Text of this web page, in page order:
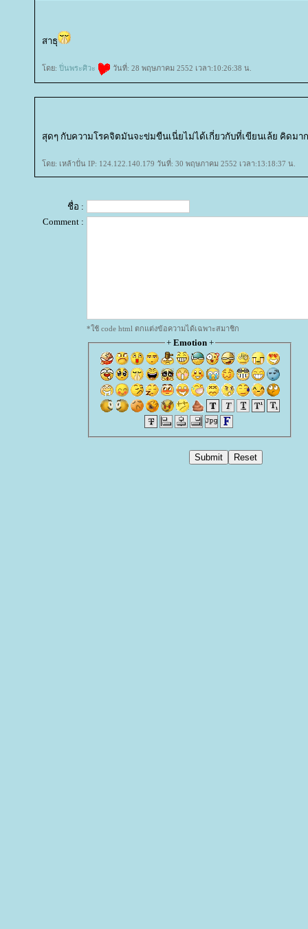
สาธุ
ดย: ปิ่นพระศิวะ วันที่: 28 พฤษภาคม 2552 เวลา:10:26:38 น.
สุดๆ กับความโรคจิตมันจะข่มขืนเนี่ยไม่ได้เกี่ยวกับที่เขียนเล้ย คิดม
ดย: เหล้าปั่น IP: 124.122.140.179 วันที่: 30 พฤษภาคม 2552 เวลา:13:18:37 น.
ชื่อ :
Comment :
*ใช้ code html ตกแต่งข้อความได้เฉพาะสมาชิก
+ Emotion+